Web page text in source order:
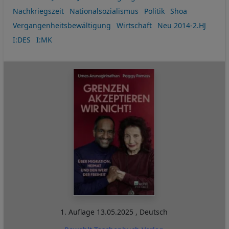
Nachkriegszeit
Nationalsozialismus Politik
Shoa
Vergangenheitsbewältigung
Wirtschaft
Neu 2014-2.HJ
I:DES
I:MK
1. Auflage 13.05.2025 , Deutsch